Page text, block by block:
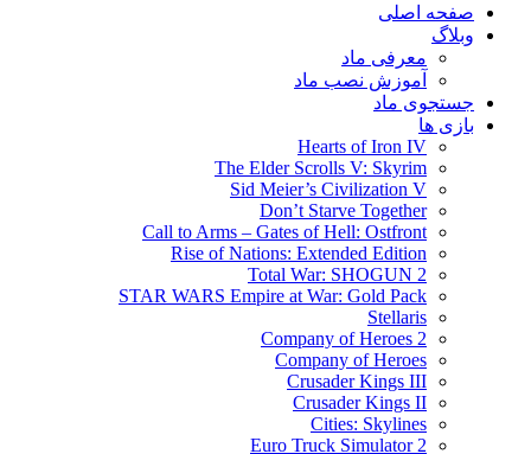
صفحه اصلی
وبلاگ
معرفی ماد
آموزش نصب ماد
جستجوی ماد
بازی ها
Hearts of Iron IV
The Elder Scrolls V: Skyrim
Sid Meier’s Civilization V
Don’t Starve Together
Call to Arms – Gates of Hell: Ostfront
Rise of Nations: Extended Edition
Total War: SHOGUN 2
STAR WARS Empire at War: Gold Pack
Stellaris
Company of Heroes 2
Company of Heroes
Crusader Kings III
Crusader Kings II
Cities: Skylines
Euro Truck Simulator 2